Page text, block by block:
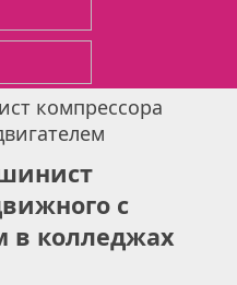
компрессора
с
в колледжах